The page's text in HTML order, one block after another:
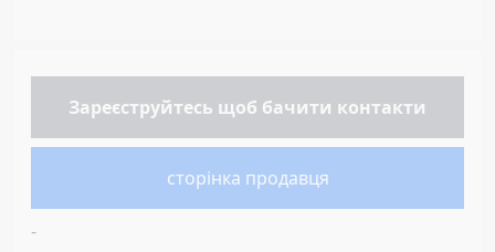
Зареєструйтесь щоб бачити контакти
сторінка продавця
-